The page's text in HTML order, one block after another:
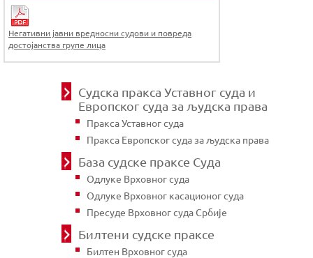
Негативни јавни вредносни судови и повреда
достојанства групе лица
Судска пракса Уставног суда и
Европског суда за људска права
Пракса Уставног суда
Пракса Европског суда за људска права
База судске праксе Суда
Одлуке Врховног суда
Одлуке Врховног касационог суда
Пресуде Врховног суда Србије
Билтени судске праксе
Билтен Врховног суда